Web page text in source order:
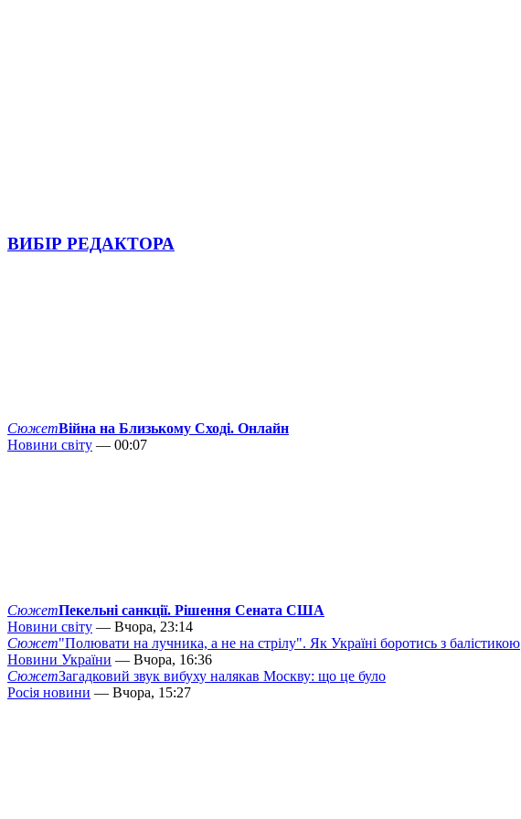
ВИБІР РЕДАКТОРА
СюжетВійна на Близькому Сході. Онлайн
Новини світу — 00:07
СюжетПекельні санкції. Рішення Сената США
Новини світу — Вчора, 23:14
Сюжет"Полювати на лучника, а не на стрілу". Як Україні боротись з балістикою
Новини України — Вчора, 16:36
СюжетЗагадковий звук вибуху налякав Москву: що це було
Росія новини — Вчора, 15:27